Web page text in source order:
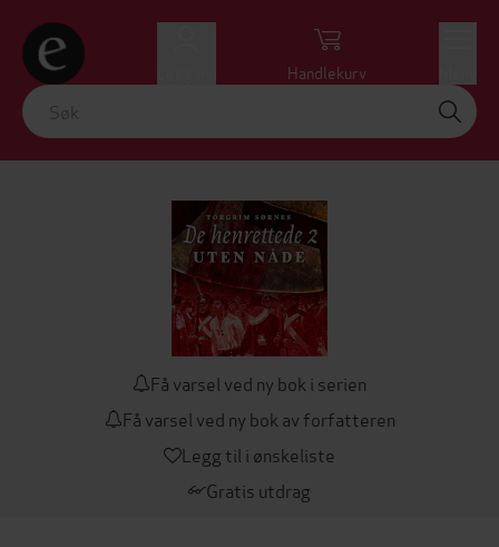
Handlekurv
Få varsel ved ny bok i serien
Få varsel ved ny bok av forfatteren
Legg til i ønskeliste
Gratis utdrag